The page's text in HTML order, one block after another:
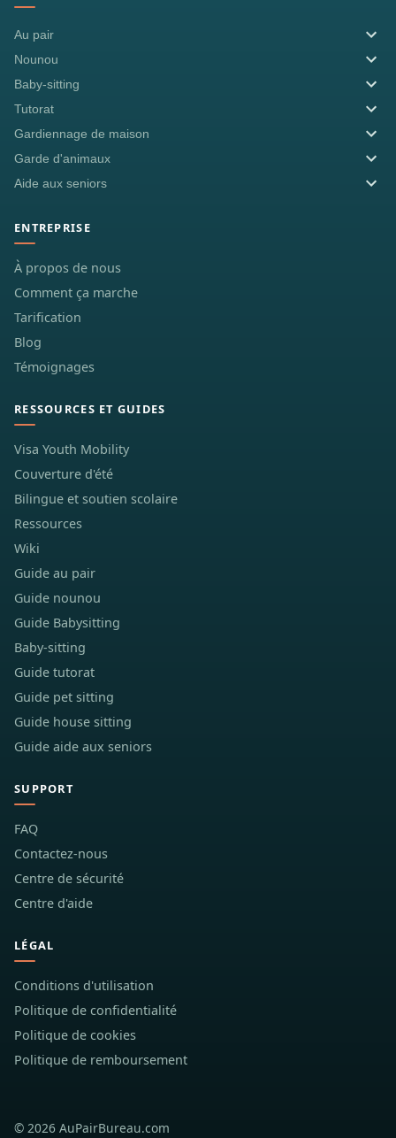
Au pair
Nounou
Baby-sitting
Tutorat
Gardiennage de maison
Garde d'animaux
Aide aux seniors
ENTREPRISE
À propos de nous
Comment ça marche
Tarification
Blog
Témoignages
RESSOURCES ET GUIDES
Visa Youth Mobility
Couverture d'été
Bilingue et soutien scolaire
Ressources
Wiki
Guide au pair
Guide nounou
Guide Babysitting
Baby-sitting
Guide tutorat
Guide pet sitting
Guide house sitting
Guide aide aux seniors
SUPPORT
FAQ
Contactez-nous
Centre de sécurité
Centre d'aide
LÉGAL
Conditions d'utilisation
Politique de confidentialité
Politique de cookies
Politique de remboursement
© 2026 AuPairBureau.com